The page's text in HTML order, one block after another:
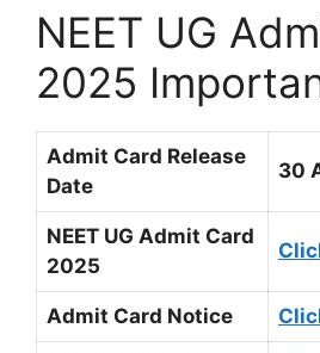
NEET UG
2025
Admit Card Release
Date
30
NEET UG Admit Card
2025
Admit Card Notice